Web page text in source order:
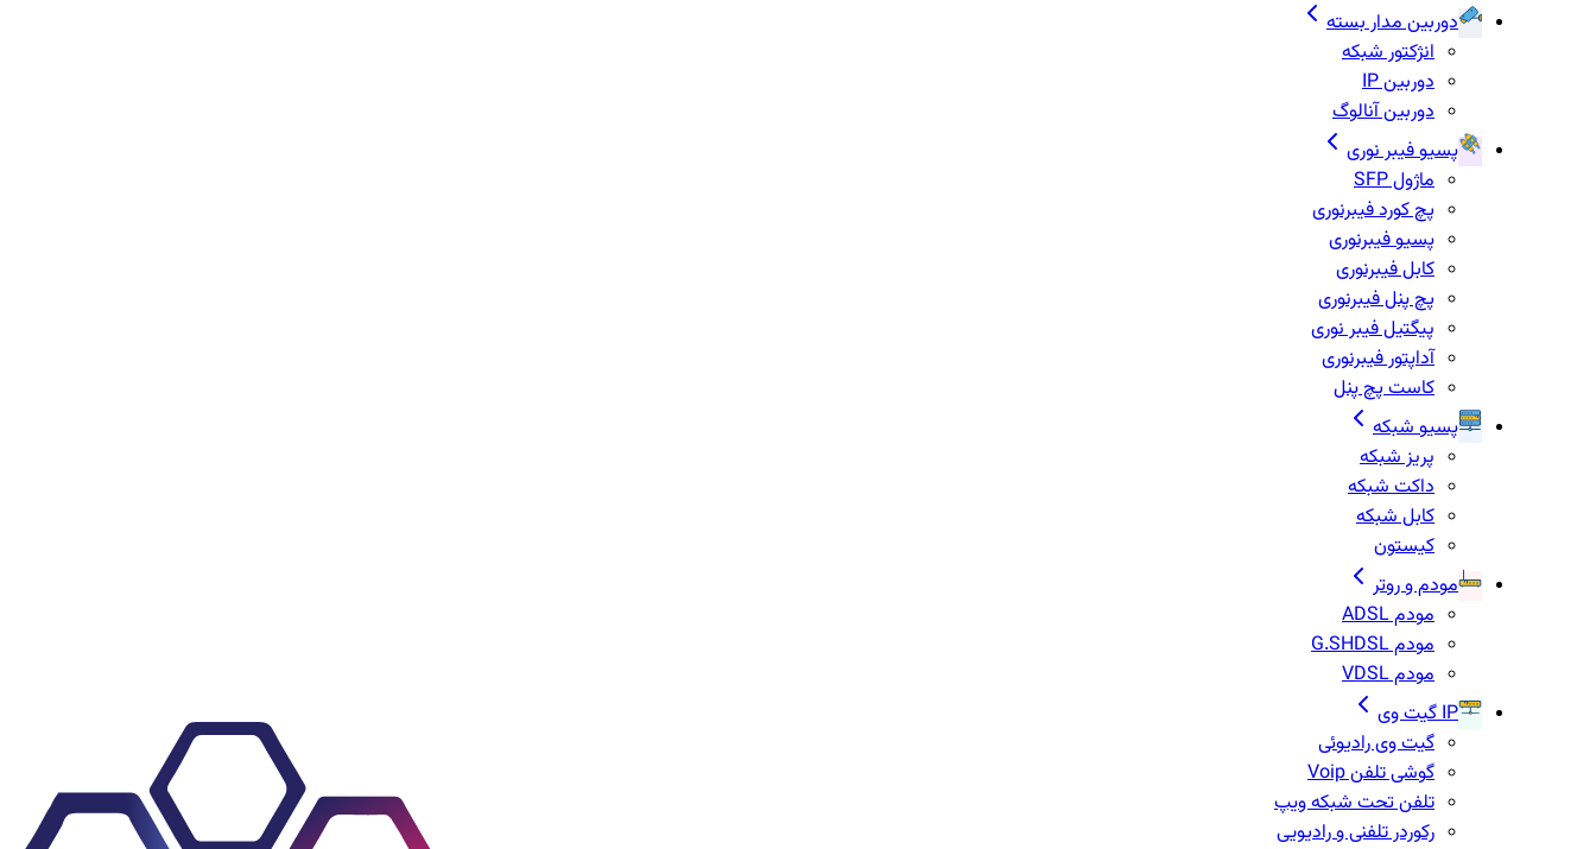
دوربین مدار بسته
انژکتور شبکه
دوربین IP
دوربین آنالوگ
پسیو فیبر نوری
ماژول SFP
پچ کورد فیبرنوری
پسیو فیبرنوری
کابل فیبرنوری
پچ پنل فیبرنوری
پیگتیل فیبر نوری
آداپتور فیبرنوری
کاست پچ پنل
پسیو شبکه
پریز شبکه
داکت شبکه
کابل شبکه
کیستون
مودم و روتر
مودم ADSL
مودم G.SHDSL
مودم VDSL
IP گیت وی
گیت وی رادیوئی
گوشی تلفن Voip
تلفن تحت شبکه ویپ
رکوردر تلفنی و رادیویی